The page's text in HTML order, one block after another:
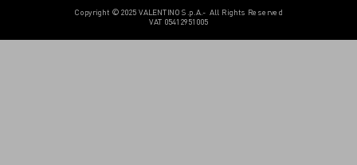
Copyright © 2025 VALENTINO S.p.A.- All Rights Reserved
VAT 05412951005